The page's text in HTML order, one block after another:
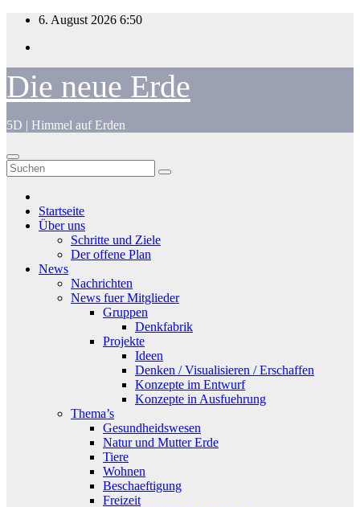
Zum
springen
6. August 2026 6:50
Die neue Erde
5D | Himmel auf Erden
Startseite
Über uns
Schritte und Ziele
Der offene Plan
News
Nachrichten
News fuer Mitglieder
Gruppen
Denkfabrik
Projekte
Ideen
Denken / Visualisieren / Erschaffen
Konzepte im Entwurf
Konzepte in Ausfuehrung
Thema’s
Gesundheidswesen
Natur und Mutter Erde
Tiere
Wohnen
Beschaeftigung
Freizeit